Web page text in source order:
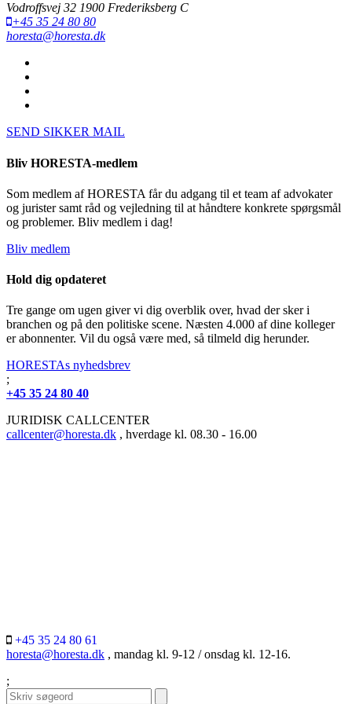
Vodroffsvej 32 1900 Frederiksberg C
+45 35 24 80 80
horesta@horesta.dk
SEND SIKKER MAIL
Bliv HORESTA-medlem
Som medlem af HORESTA får du adgang til et team af advokater
og jurister samt råd og vejledning til at håndtere konkrete spørgsmål
og problemer. Bliv medlem i dag!
Bliv medlem
Hold dig opdateret
Tre gange om ugen giver vi dig overblik over, hvad der sker i
branchen og på den politiske scene. Næsten 4.000 af dine kolleger
er abonnenter. Vil du også være med, så tilmeld dig herunder.
HORESTAs nyhedsbrev
;
+45 35 24 80 40
JURIDISK CALLCENTER
callcenter@horesta.dk , hverdage kl. 08.30 - 16.00
+45 35 24 80 61
horesta@horesta.dk , mandag kl. 9-12 / onsdag kl. 12-16.
;